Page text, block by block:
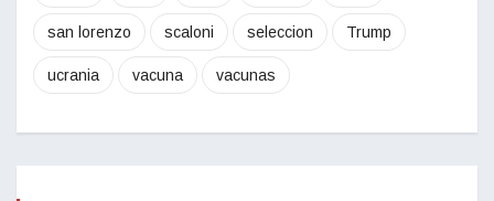
san lorenzo scaloni seleccion Trump
ucrania vacuna vacunas